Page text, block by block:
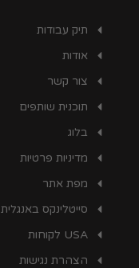
תיק עבודות
אודות
צור קשר
תוכנית שותפים
בלוג
מדיניות פרטיות
מפת אתר
סייטלינקס באנגלית
USA לקוחות
הצהרת נגישות